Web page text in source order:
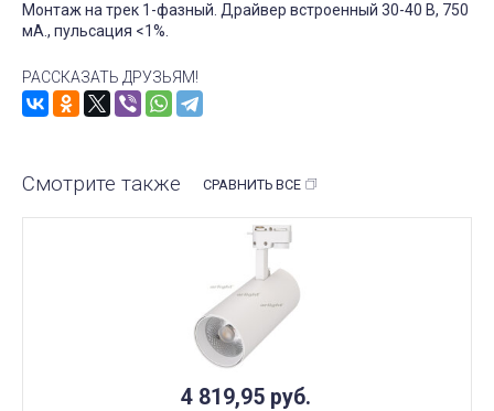
Монтаж на трек 1-фазный. Драйвер встроенный 30-40 В, 750
мА., пульсация <1%.
РАССКАЗАТЬ ДРУЗЬЯМ!
Смотрите также СРАВНИТЬ ВСЕ
4 819,95 руб.